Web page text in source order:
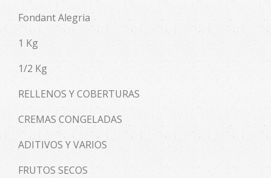
Fondant Alegria
1 Kg
1/2 Kg
RELLENOS Y COBERTURAS
CREMAS CONGELADAS
ADITIVOS Y VARIOS
FRUTOS SECOS